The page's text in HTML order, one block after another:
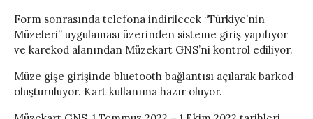
Form sonrasında telefona indirilecek “Türkiye’nin
Müzeleri” uygulaması üzerinden sisteme giriş yapılıyor
ve karekod alanından Müzekart GNS’ni kontrol ediliyor.
Müze gişe girişinde bluetooth bağlantısı açılarak barkod
oluşturuluyor. Kart kullanıma hazır oluyor.